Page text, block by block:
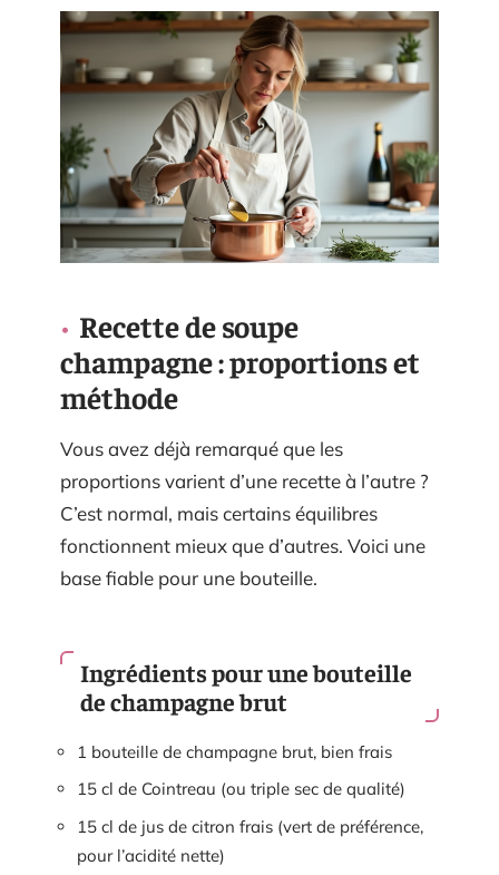
Recette de soupe
champagne : proportions et
méthode
Vous avez déjà remarqué que les
proportions varient d’une recette à l’autre ?
C’est normal, mais certains équilibres
fonctionnent mieux que d’autres. Voici une
base fiable pour une bouteille.
Ingrédients pour une bouteille
de champagne brut
1 bouteille de champagne brut, bien frais
15 cl de Cointreau (ou triple sec de qualité)
15 cl de jus de citron frais (vert de préférence,
pour l’acidité nette)